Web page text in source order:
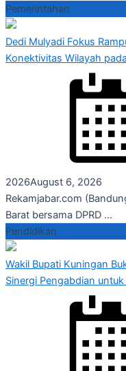
Pemerintahan
Dedi Mulyadi Fokus
Konektivitas Wilayah
2026August 6, 2026
Rekamjabar.com
Barat bersama DPRD ...
Pendidikan
Wakil Bupati Kuningan
Sinergi Pengabdian